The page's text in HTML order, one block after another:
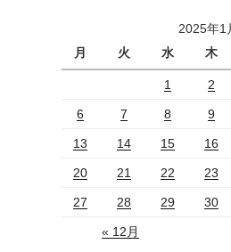
2025年1
月
火 水 木
1 2
6 7 8 9
13 14 15 16
20 21 22 23
27 28 29 30
« 12月